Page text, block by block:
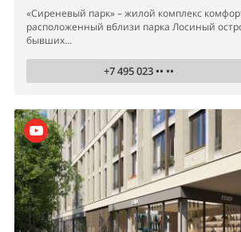
«Сиреневый парк» – жилой комплекс
расположенный вблизи парка Лосиный
бывших...
+7 495 023 •• ••